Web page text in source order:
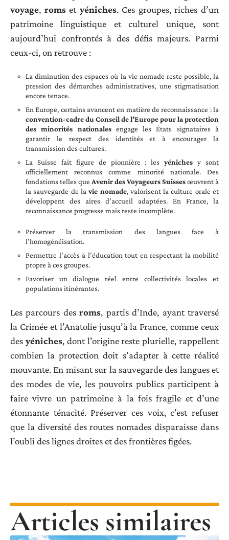
voyage, romset yéniches. Ces groupes, riches d’un
patrimoine linguistique et culturel unique, sont
aujourd’hui confrontés à des défis majeurs. Parmi
ceux-ci, on retrouve :
La diminution des espaces où la vie nomade reste possible, la
pression des démarches administratives, une stigmatisation
encore tenace.
En Europe, certains avancent en matière de reconnaissance : la
convention-cadre du Conseil de l’Europe pour la protection
des minorités nationalesengage les États signataires à
garantir le respect des identités et à encourager la
transmission des cultures.
La Suisse fait figure de pionnière : lesyéniches y sont
officiellement reconnus comme minorité nationale. Des
fondations telles que Avenir des Voyageurs Suissesœuvrent à
la sauvegarde de lavie nomade, valorisent la culture orale et
développent des aires d’accueil adaptées. En France, la
reconnaissance progresse mais reste incomplète.
Préserver la transmission des langues face à
l’homogénéisation.
Permettre l’accès à l’éducation tout en respectant la mobilité
propre à ces groupes.
Favoriser un dialogue réel entre collectivités locales et
populations itinérantes.
Les parcours desroms, partis d’Inde, ayant traversé
la Crimée et l’Anatolie jusqu’à la France, comme ceux
des yéniches, dont l’origine reste plurielle, rappellent
combien la protection doit s’adapter à cette réalité
mouvante. En misant sur la sauvegarde des langues et
des modes de vie, les pouvoirs publics participent à
faire vivre un patrimoine à la fois fragile et d’une
étonnante ténacité. Préserver ces voix, c’est refuser
que la diversité des routes nomades disparaisse dans
l’oubli des lignes droites et des frontières figées.
Articles similaires